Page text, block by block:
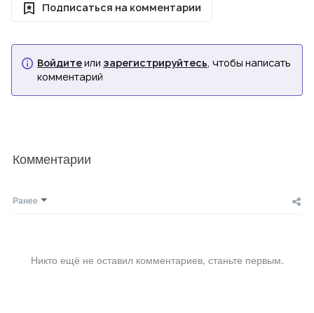
Подписаться на комментарии
Войдитеили зарегистрируйтесь, чтобы написать
комментарий
Комментарии
Ранее
Никто ещё не оставил комментариев, станьте первым.